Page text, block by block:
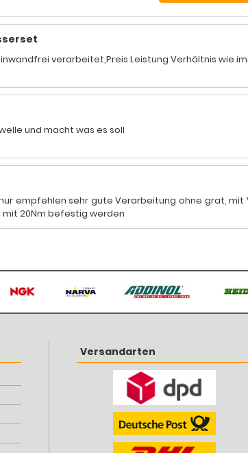
verarbeitet,Preis Leistung Verhältnis wie
und macht was es soll
empfehlen sehr gute Verarbeitung ohne grat,
mit 20Nm befestig werden
Versandarten